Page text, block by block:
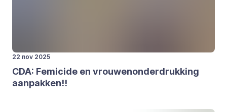
22 nov 2025
CDA: Femi­ci­de en vrou­wen­on­der­druk­king
aan­pak­ken!!